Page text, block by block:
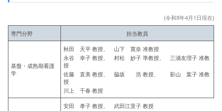
(令和8年4月1日現在)
専門分野 担当教員
基盤・成熟期看護
学
秋田 天平 教授、 山下 寛奈 准教授
永谷 幸子 教授、 村松 妙子 準教授、 三浦友理子 准教
授
佐藤 直美 教授、 脇坂 浩 教授、 影山 葉子 准教
授
川上 千春 教授
安田 孝子 教授、 武田江里子 教授